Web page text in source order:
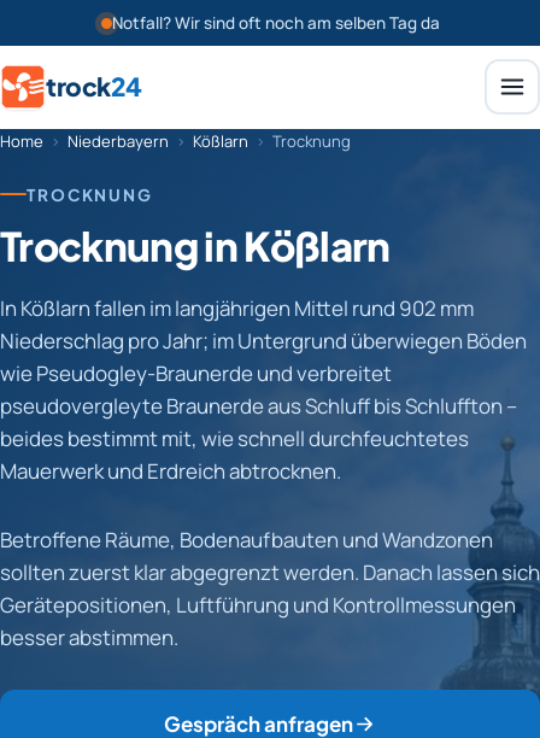
Notfall? Wir sind oft noch am selben Tag da
trock24
Home › Niederbayern › Kößlarn › Trocknung
TROCKNUNG
Trocknung in Kößlarn
In Kößlarn fallen im langjährigen Mittel rund 902 mm
Niederschlag pro Jahr; im Untergrund überwiegen Böden
wie Pseudogley-Braunerde und verbreitet
pseudovergleyte Braunerde aus Schluff bis Schluffton –
beides bestimmt mit, wie schnell durchfeuchtetes
Mauerwerk und Erdreich abtrocknen.
Betroffene Räume, Bodenaufbauten und Wandzonen
sollten zuerst klar abgegrenzt werden. Danach lassen sich
Gerätepositionen, Luftführung und Kontrollmessungen
besser abstimmen.
Gespräch anfragen